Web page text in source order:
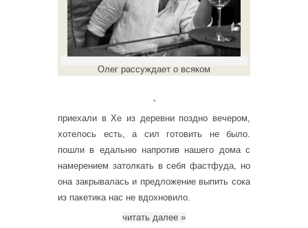
Олег рассуждает о всяком
。
приехали в Хе из деревни поздно вечером,
хотелось есть, а сил готовить не было.
пошли в едальню напротив нашего дома с
намерением затолкать в себя фастфуда, но
она закрывалась и предложение выпить сока
из пакетика нас не вдохновило.
читать далее »